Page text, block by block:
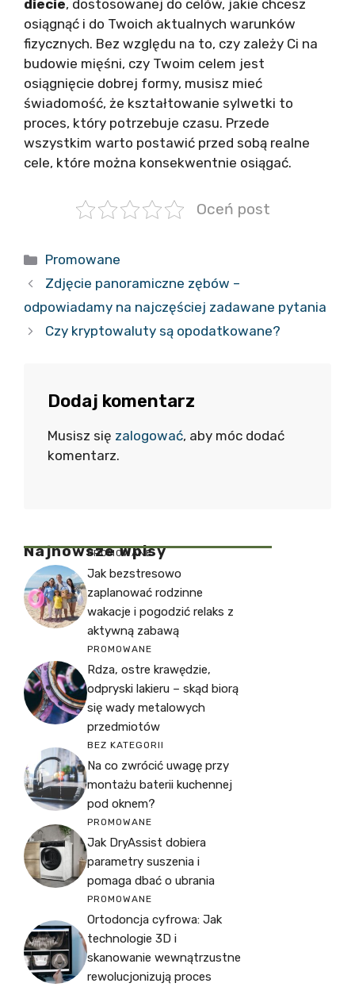
diecie, dostosowanej do celów, jakie chcesz
osiągnąć i do Twoich aktualnych warunków
fizycznych. Bez względu na to, czy zależy Ci na
budowie mięśni, czy Twoim celem jest
osiągnięcie dobrej formy, musisz mieć
świadomość, że kształtowanie sylwetki to
proces, który potrzebuje czasu. Przede
wszystkim warto postawić przed sobą realne
cele, które można konsekwentnie osiągać.
Oceń post
Kategorie
Promowane
Zdjęcie panoramiczne zębów –
odpowiadamy na najczęściej zadawane pytania
Czy kryptowaluty są opodatkowane?
Dodaj komentarz
Musisz się zalogować, aby móc dodać
komentarz.
Najnowsze Wpisy
PROMOWANE
Jak bezstresowo
zaplanować rodzinne
wakacje i pogodzić relaks z
aktywną zabawą
PROMOWANE
Rdza, ostre krawędzie,
odpryski lakieru – skąd biorą
się wady metalowych
przedmiotów
BEZ KATEGORII
Na co zwrócić uwagę przy
montażu baterii kuchennej
pod oknem?
PROMOWANE
Jak DryAssist dobiera
parametry suszenia i
pomaga dbać o ubrania
PROMOWANE
Ortodoncja cyfrowa: Jak
technologie 3D i
skanowanie wewnątrzustne
rewolucjonizują proces